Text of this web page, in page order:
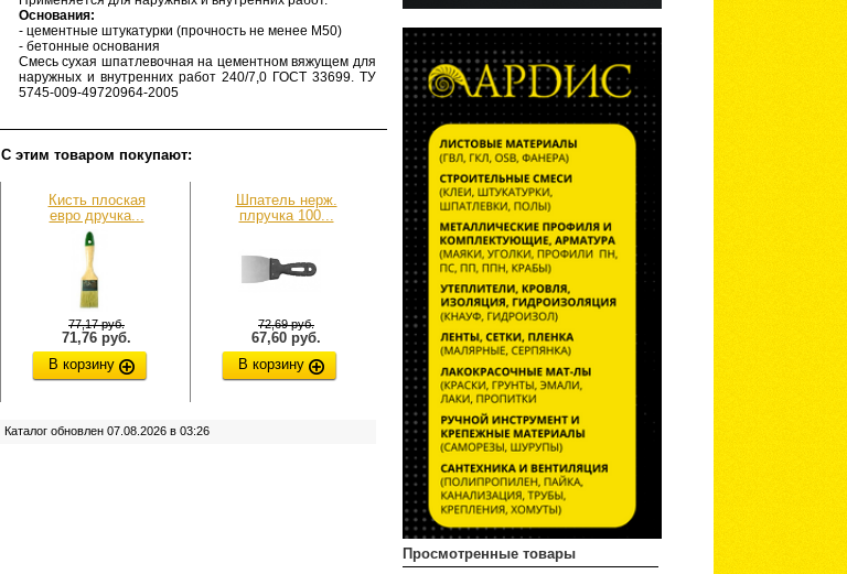
Просмотренные товары
Основания:
- цементные штукатурки (прочность не менее М50)
- бетонные основания
Смесь сухая шпатлевочная на цементном вяжущем для
наружных и внутренних работ 240/7,0 ГОСТ 33699. ТУ
5745-009-49720964-2005
С этим товаром покупают:
Кисть плоская
евро дручка...
77,17 руб.
71,76 руб.
В корзину
Шпатель нерж.
плручка 100...
72,69 руб.
67,60 руб.
В корзину
Каталог обновлен 07.08.2026 в 03:26